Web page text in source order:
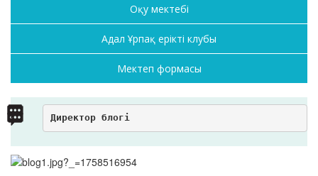
Оқу мектебі
Адал Ұрпақ ерікті клубы
Мектеп формасы
Директор блогі